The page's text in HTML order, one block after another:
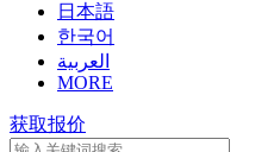
日本語
한국어
العربية
MORE
获取报价